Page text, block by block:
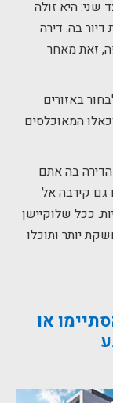
שני: היא זולה
דיור בה. דירה
זאת מאחר
באזורים
המאוכלסים
בה אתם
גם קירבה אל
ככל שלוקיישן
יותר ותוכלו
או